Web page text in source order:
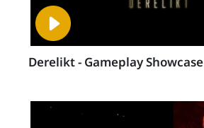
Derelikt - Gameplay Showcase